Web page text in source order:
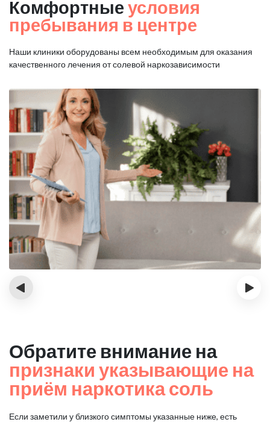
Комфортные условия
пребывания в центре
Наши клиники оборудованы всем необходимым для оказания
качественного лечения от солевой наркозависимости
‹ ›
Обратите внимание на
признаки указывающие на
приём наркотика соль
Если заметили у близкого симптомы указанные ниже, есть